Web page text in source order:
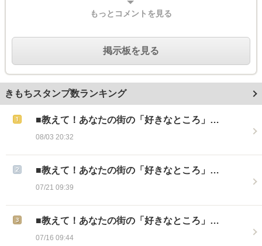
もっとコメントを見る
掲示板を見る
きもちスタンプ数ランキング
■教えて！あなたの街の「好きなところ」…
08/03 20:32
■教えて！あなたの街の「好きなところ」…
07/21 09:39
■教えて！あなたの街の「好きなところ」…
07/16 09:44